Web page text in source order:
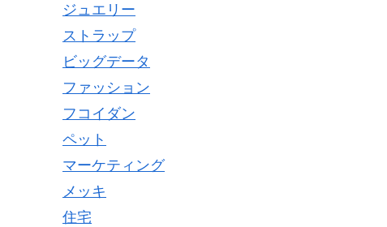
ジュエリー
ストラップ
ビッグデータ
ファッション
フコイダン
ペット
マーケティング
メッキ
住宅